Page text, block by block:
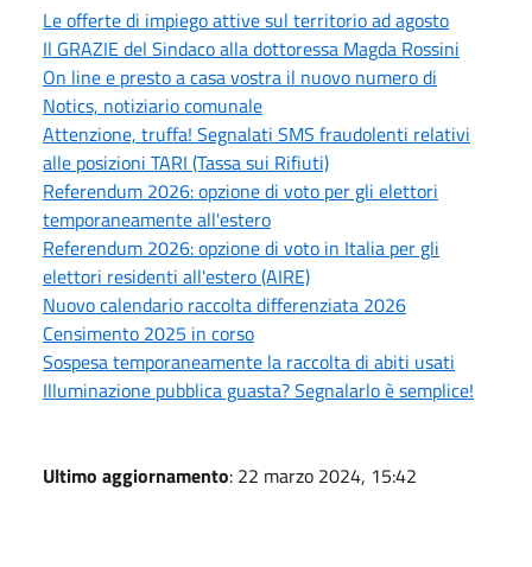
Le offerte di impiego attive sul territorio ad agosto
Il GRAZIE del Sindaco alla dottoressa Magda Rossini
On line e presto a casa vostra il nuovo numero di
Notics, notiziario comunale
Attenzione, truffa! Segnalati SMS fraudolenti relativi
alle posizioni TARI (Tassa sui Rifiuti)
Referendum 2026: opzione di voto per gli elettori
temporaneamente all'estero
Referendum 2026: opzione di voto in Italia per gli
elettori residenti all'estero (AIRE)
Nuovo calendario raccolta differenziata 2026
Censimento 2025 in corso
Sospesa temporaneamente la raccolta di abiti usati
Illuminazione pubblica guasta? Segnalarlo è semplice!
Ultimo aggiornamento: 22 marzo 2024, 15:42